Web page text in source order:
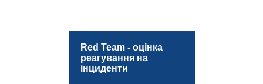
Red Team - оцінка
реагування на
інциденти